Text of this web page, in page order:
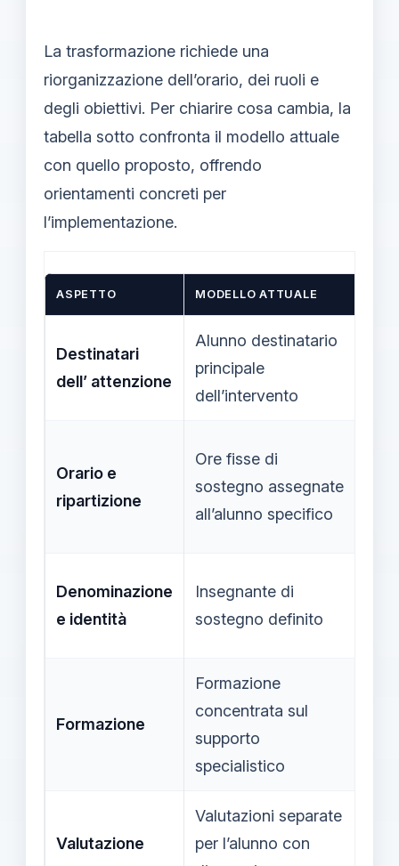
La trasformazione richiede una
riorganizzazione dell’orario, dei ruoli e
degli obiettivi. Per chiarire cosa cambia, la
tabella sotto confronta il modello attuale
con quello proposto, offrendo
orientamenti concreti per
l’implementazione.
ASPETTO MODELLO ATTUALE
Destinatari
dell’ attenzione
Alunno destinatario
principale
dell’intervento
Orario e
ripartizione
Ore fisse di
sostegno assegnate
all’alunno specifico
Denominazione
e identità
Insegnante di
sostegno definito
Formazione
Formazione
concentrata sul
supporto
specialistico
Valutazione
Valutazioni separate
per l’alunno con